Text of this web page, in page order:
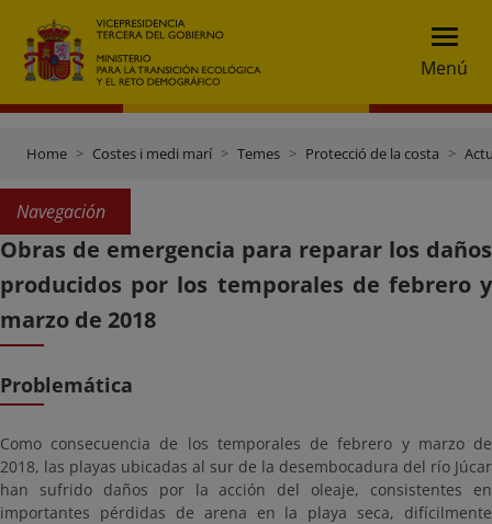
Menú
Home Costes i medi marí Temes Protecció de la costa
Navegación
Obras de emergencia para reparar los daños
producidos por los temporales de febrero y
marzo de 2018
Problemática
Como consecuencia de los temporales de febrero y marzo de
2018, las playas ubicadas al sur de la desembocadura del río Júcar
han sufrido daños por la acción del oleaje, consistentes en
importantes pérdidas de arena en la playa seca, difícilmente